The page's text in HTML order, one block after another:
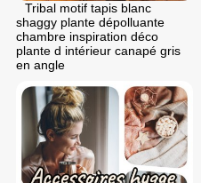
Tribal motif tapis blanc
shaggy plante dépolluante
chambre inspiration déco
plante d intérieur canapé gris
en angle